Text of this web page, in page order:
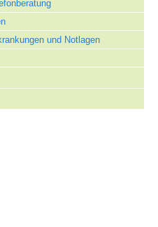
und Notlagen